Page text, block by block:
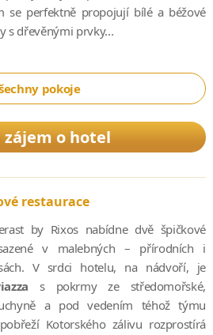
se perfektně propojují bílé a béžové
s dřevěnými prvky...
pokoje
zájem o hotel
restaurace
by Rixos nabídne dvě špičkové
v malebných – přírodních i
V srdci hotelu, na nádvoří, je
s pokrmy ze středomořské,
a pod vedením téhož týmu
Kotorského zálivu rozprostírá